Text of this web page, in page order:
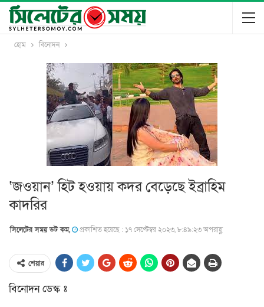
হোম বিনোদন
‘জওয়ান’ হিট হওয়ায় কদর বেড়েছে ইব্রাহিম
কাদরির
সিলেটের সময় ডট কম, প্রকাশিত হয়েছে : ১৭ সেপ্টেম্বর ২০২৩, ৮:৪৯:২৩ অপরাহ্ণ
শেয়ার
বিনোদন ডেস্ক ঃ